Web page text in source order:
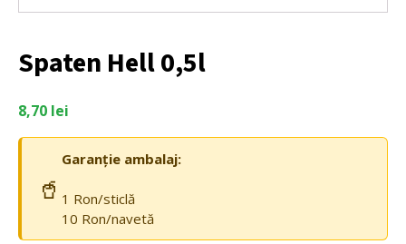
Spaten Hell 0,5l
8,70 lei
🥤
Garanție ambalaj:
1 Ron/sticlă
10 Ron/navetă